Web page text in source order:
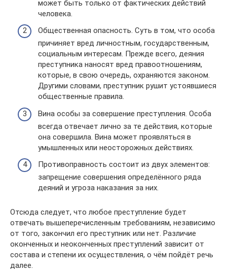
может быть только от фактических действий
человека.
Общественная опасность. Суть в том, что особа
причиняет вред личностным, государственным,
социальным интересам. Прежде всего, деяния
преступника наносят вред правоотношениям,
которые, в свою очередь, охраняются законом.
Другими словами, преступник рушит устоявшиеся
общественные правила.
Вина особы за совершение преступления. Особа
всегда отвечает лично за те действия, которые
она совершила. Вина может проявляться в
умышленных или неосторожных действиях.
Противоправность состоит из двух элементов:
запрещение совершения определённого ряда
деяний и угроза наказания за них.
Отсюда следует, что любое преступление будет
отвечать вышеперечисленным требованиям, независимо
от того, закончил его преступник или нет. Различие
оконченных и неоконченных преступлений зависит от
состава и степени их осуществления, о чём пойдёт речь
далее.